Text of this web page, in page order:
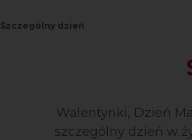
Szczególny dzień
Walentynki, Dzień
szczególny dzień w